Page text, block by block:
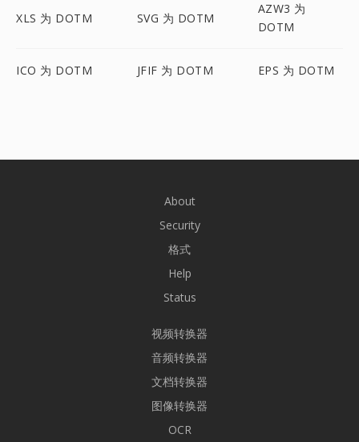
XLS 为 DOTM SVG 为 DOTM
AZW3 为
DOTM
ICO 为 DOTM JFIF 为 DOTM EPS 为 DOTM
About
Security
格式
Help
Status
视频转换器
音频转换器
文档转换器
图像转换器
OCR